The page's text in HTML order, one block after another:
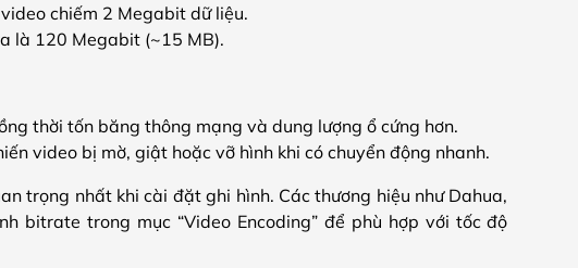
chiếm 2 Megabit dữ liệu.
là 120 Megabit (~15 MB).
thời tốn băng thông mạng và dung lượng ổ cứng hơn.
video bị mờ, giật hoặc vỡ hình khi có chuyển động nhanh.
trọng nhất khi cài đặt ghi hình. Các thương hiệu như Dahua,
bitrate trong mục “Video Encoding” để phù hợp với tốc độ